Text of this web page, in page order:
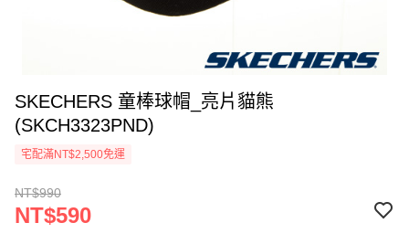
SKECHERS 童棒球帽_亮片貓熊
(SKCH3323PND)
宅配滿NT$2,500免運
NT$990
NT$590